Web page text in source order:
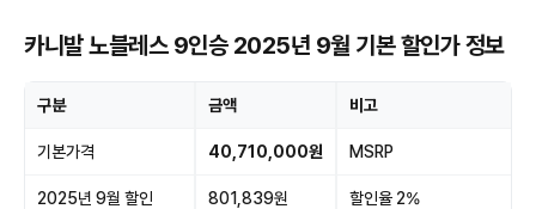
카니발 노블레스 9인승 2025년 9월 기본 할인가 정보
구분 금액 비고
기본가격 40,710,000원 MSRP
2025년 9월 할인 801,839원 할인율 2%